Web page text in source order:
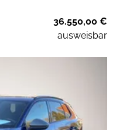
36.550,00 €
ausweisbar